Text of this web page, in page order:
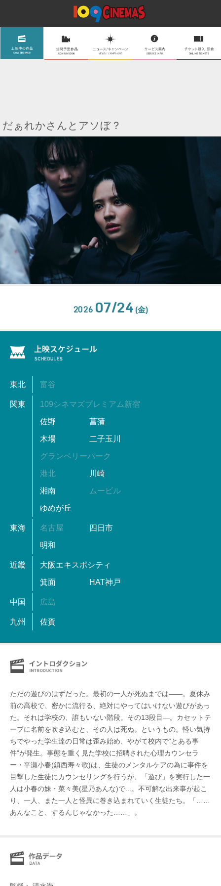
だぁれかさんとアソぼ？
2026 07/24(金)
東北 富谷
関東 109シネマズプレミアム新宿
佐野 菖蒲
木場 二子玉川
グランベリーパーク
港北 川崎
湘南 ムービル
ゆめが丘
東海 名古屋 四日市
明和
近畿 大阪エキスポシティ
箕面 HAT神戸
中国 広島
九州 佐賀
ただの遊びのはずだった。最初の一人が死ぬまでは――。夏休み
前の高校で、密かに流行る、絶対にやってはいけない遊びがあっ
た。それは学校の、誰もいない階段。その13段目—。カセットテ
ープに名前を吹き込むと、その人は死ぬ。というもの。軽い気持
ちでやった学生達の日常は歪み始め、やがて校内で“とある事
件”が発生。事態を重く見た学校に招聘された心理カウンセラ
ー・平瀬小春(鎮西寿々歌)は、生徒のメンタルケアの為に事件を
目撃した生徒にカウンセリングを行うが、「遊び」を実行した一
人は小春の妹・菜々美(星乃あんな)で...。不可解な出来事が起こ
り、一人、また一人と怪異に巻き込まれていく生徒たち。「……
あんなこと、するんじゃなかった……」。